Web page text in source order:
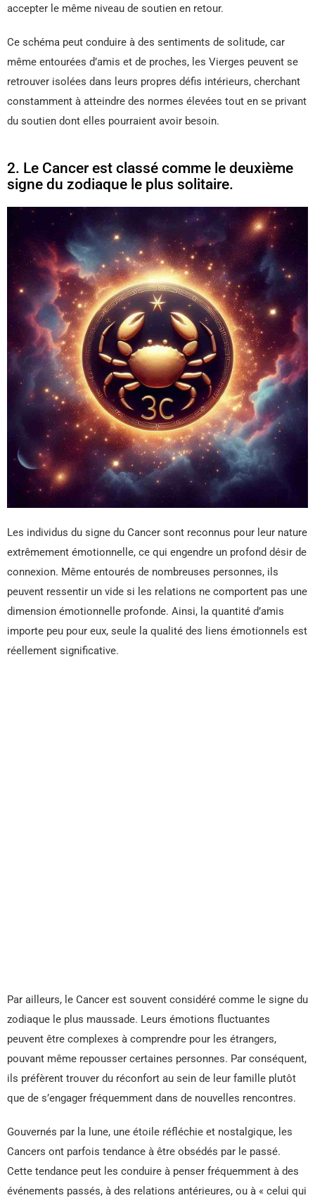
accepter le même niveau de soutien en retour.
Ce schéma peut conduire à des sentiments de solitude, car
même entourées d’amis et de proches, les Vierges peuvent se
retrouver isolées dans leurs propres défis intérieurs, cherchant
constamment à atteindre des normes élevées tout en se privant
du soutien dont elles pourraient avoir besoin.
2. Le Cancer est classé comme le deuxième
signe du zodiaque le plus solitaire.
Les individus du signe du Cancer sont reconnus pour leur nature
extrêmement émotionnelle, ce qui engendre un profond désir de
connexion. Même entourés de nombreuses personnes, ils
peuvent ressentir un vide si les relations ne comportent pas une
dimension émotionnelle profonde. Ainsi, la quantité d’amis
importe peu pour eux, seule la qualité des liens émotionnels est
réellement significative.
Par ailleurs, le Cancer est souvent considéré comme le signe du
zodiaque le plus maussade. Leurs émotions fluctuantes
peuvent être complexes à comprendre pour les étrangers,
pouvant même repousser certaines personnes. Par conséquent,
ils préfèrent trouver du réconfort au sein de leur famille plutôt
que de s’engager fréquemment dans de nouvelles rencontres.
Gouvernés par la lune, une étoile réfléchie et nostalgique, les
Cancers ont parfois tendance à être obsédés par le passé.
Cette tendance peut les conduire à penser fréquemment à des
événements passés, à des relations antérieures, ou à « celui qui